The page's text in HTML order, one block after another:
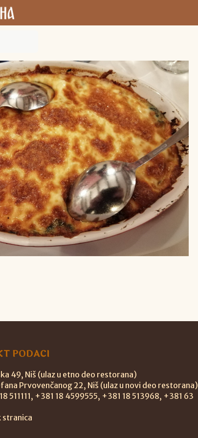
PODACI
49, Niš (ulaz u etno deo restorana)
Prvovenčanog 22, Niš (ulaz u novi deo restorana)
511111, +381 18 4599555, +381 18 513968, +381 63
stranica